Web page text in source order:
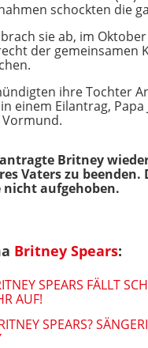
schockten die
sie ab, im
der gemeinsamen
ihre Tochter
einem Eilantrag, Papa
Britney
Vaters zu beenden.
nicht aufgehoben.
Britney Spears:
SPEARS FÄLLT
AUF!
SPEARS?